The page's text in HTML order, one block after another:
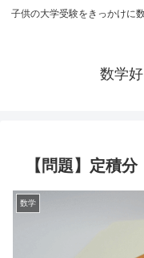
子供の大学受験をきっかけに
数学
【問題】定積
数学